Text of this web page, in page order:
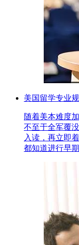
美国留学专业
随着美本难度
不至于全军覆
入读，再立即
都知道进行早